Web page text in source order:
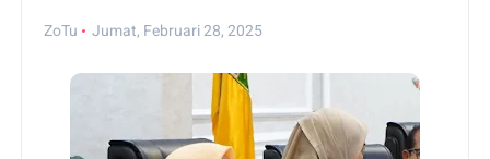
ZoTu Jumat, Februari 28, 2025